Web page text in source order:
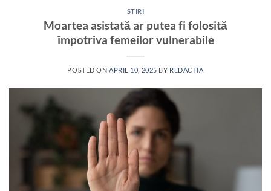
STIRI
Moartea asistată ar putea fi folosită
împotriva femeilor vulnerabile
POSTED ON APRIL 10, 2025 BY REDACTIA